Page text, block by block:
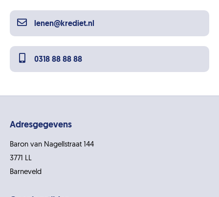
lenen@krediet.nl
0318 88 88 88
Adresgegevens
Baron van Nagellstraat 144
3771 LL
Barneveld